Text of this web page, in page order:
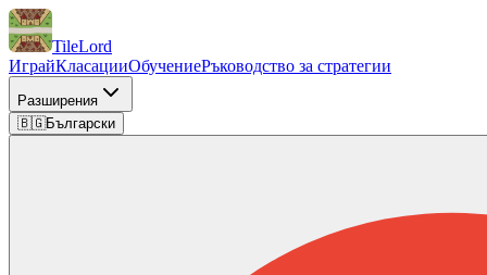
TileLord
ИграйКласацииОбучениеРъководство за стратегии
Разширения
🇧🇬Български